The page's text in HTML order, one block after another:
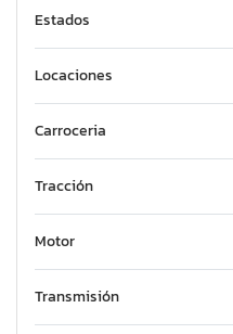
Estados
Locaciones
Carroceria
Tracción
Motor
Transmisión